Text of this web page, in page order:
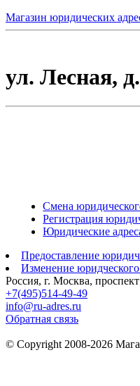
Магазин юридических
ул. Лесная,
Смена
Регистрация
Юридические
Предоставление
Изменение юридческого
Россия, г. Москва,
+7(495)514-49-49
info@ru-adres.ru
Обратная связь
© Сopyright 2008-2026